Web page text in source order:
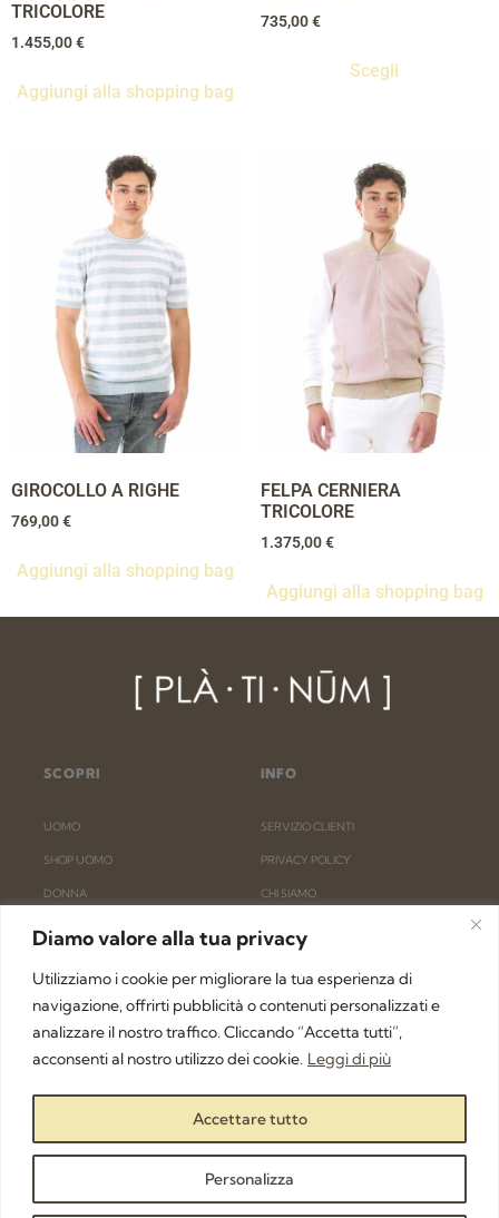
Diamo valore alla tua privacy
Utilizziamo i cookie per migliorare la tua esperienza di
navigazione, offrirti pubblicità o contenuti personalizzati e
analizzare il nostro traffico. Cliccando “Accetta tutti”,
acconsenti al nostro utilizzo dei cookie. Leggi di più
Personalizza
Accettare tutto
TRICOLORE
1.455,00€
Aggiungi alla shopping bag
735,00€
Scegli
GIROCOLLO A RIGHE
769,00€
Aggiungi alla shopping bag
FELPA CERNIERA
TRICOLORE
1.375,00€
Aggiungi alla shopping bag
SCOPRI
UOMO
SHOP UOMO
DONNA
SHOP DONNA
INFO
SERVIZIO CLIENTI
PRIVACY POLICY
CHI SIAMO
RIMBORSO E RESO
ISCRIVITI ALLA NEWSLETTER
ISCRIVITI